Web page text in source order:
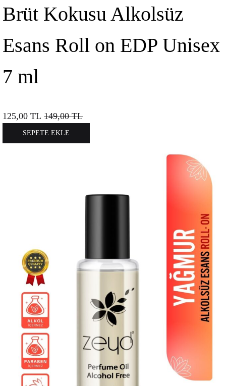
Brüt Kokusu Alkolsüz
Esans Roll on EDP Unisex
7 ml
125,00 TL 149,00TL
SEPETE EKLE